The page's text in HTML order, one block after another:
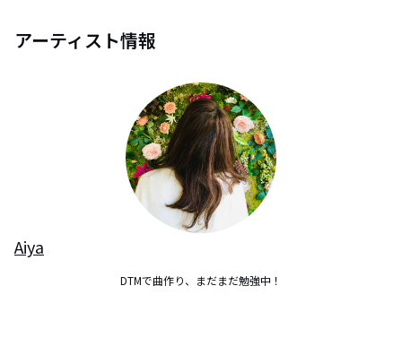
アーティスト情報
Aiya
DTMで曲作り、まだまだ勉強中！